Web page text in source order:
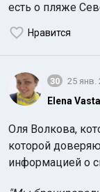
есть о пляже
Нравится
30 25 янв.
Elena Vasta
Оля Волкова,
которой
информацией о